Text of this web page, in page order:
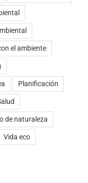
el ambiente
Planificación
de naturaleza
Vida eco